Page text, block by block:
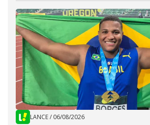
LANCE/ 06/08/2026